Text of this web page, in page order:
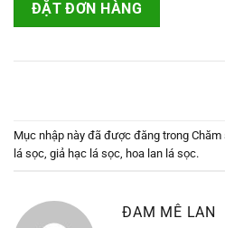
Mục nhập này đã được đăng trong Chăm
lá sọc, giả hạc lá sọc, hoa lan lá sọc.
ĐAM MÊ LAN